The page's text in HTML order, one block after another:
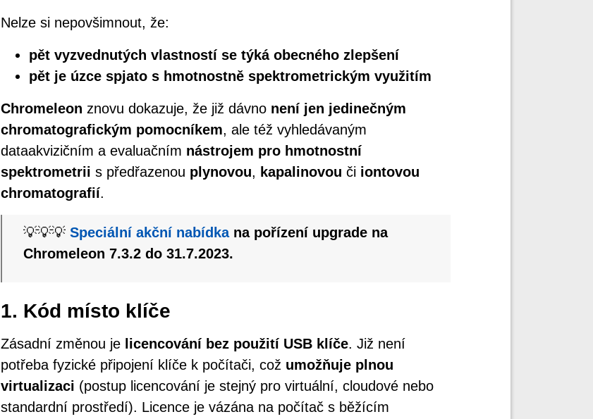
Nelze si nepovšimnout, že:
pět vyzvednutých vlastností se týká obecného zlepšení
pět je úzce spjato s hmotnostně spektrometrickým využitím
Chromeleon znovu dokazuje, že již dávno není jen jedinečným
chromatografickým pomocníkem, ale též vyhledávaným
dataakvizičním a evaluačním nástrojem pro hmotnostní
spektrometrii s předřazenou plynovou, kapalinovou či iontovou
chromatografií.
💡💡💡 Speciální akční nabídkana pořízení upgrade na
Chromeleon 7.3.2 do 31.7.2023.
1. Kód místo klíče
Zásadní změnou je licencování bez použití USB klíče. Již není
potřeba fyzické připojení klíče k počítači, což umožňuje plnou
virtualizaci (postup licencování je stejný pro virtuální, cloudové nebo
standardní prostředí). Licence je vázána na počítač s běžícím